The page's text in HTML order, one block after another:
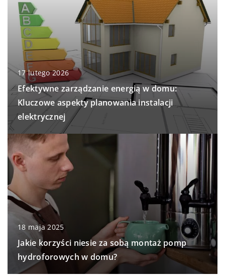
17 lutego 2026
Efektywne zarządzanie energią w domu:
Kluczowe aspekty planowania instalacji
elektrycznej
18 maja 2025
Jakie korzyści niesie za sobą montaż pomp
hydroforowych w domu?